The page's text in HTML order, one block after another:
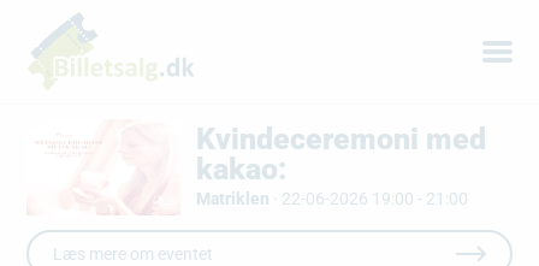
Kvindeceremoni med
kakao:
Matriklen · 22-06-2026 19:00 - 21:00
Læs mere om eventet